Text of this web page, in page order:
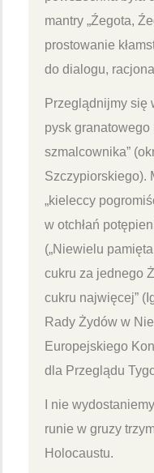
mantry „Źegota,
prostowanie
do dialogu,
Przeglądnijmy się
pysk granatowego
szmalcownika”
Szczypiorskiego).
„kieleccy
w otchłań
(„Niewielu
cukru za jednego
cukru najwięcej”
Rady Żydów w
Europejskiego
dla Przeglądu
I nie
runie w gruzy
Holocaustu.